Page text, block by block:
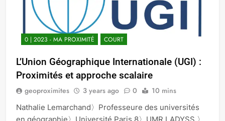
0 | 2023 - MA PROXIMITÉ COURT
L’Union Géographique Internationale (UGI) :
Proximités et approche scalaire
geoproximites 3 years ago 0 10 mins
Nathalie Lemarchand〉Professeure des universités